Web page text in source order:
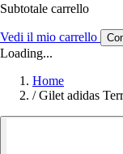
Subtotale carrello
Vedi il mio carrello
Loading...
Home
/ Gilet adidas